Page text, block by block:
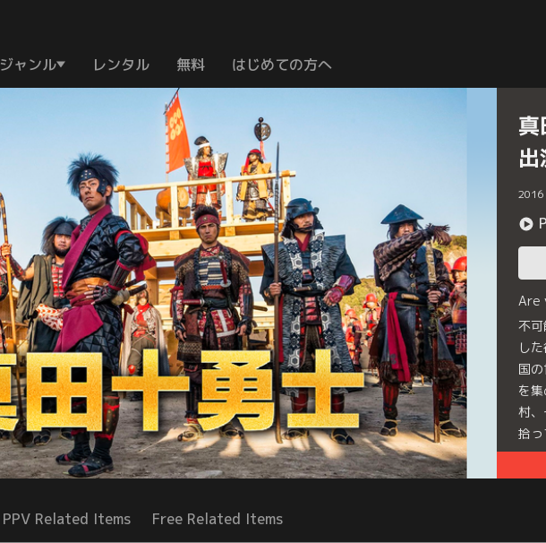
ジャンル レンタル 無料 はじめての方へ
2016
Are
不
し
国
を
村
拾
PPV Related Items Free Related Items